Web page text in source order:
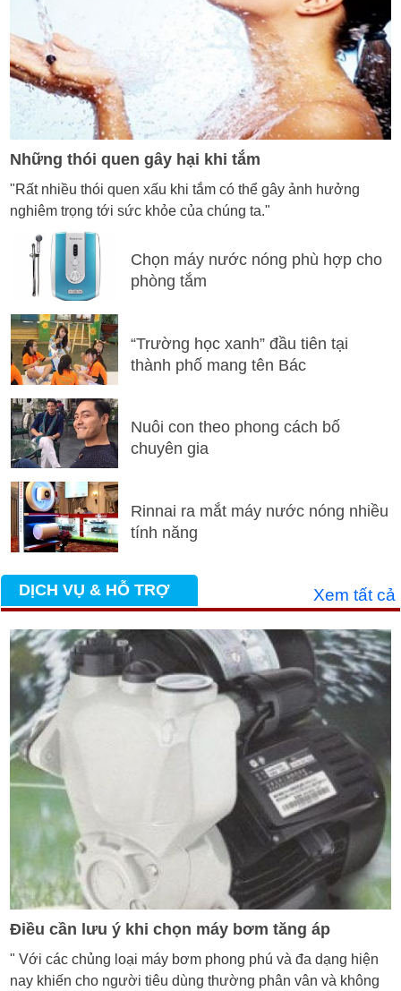
Những thói quen gây hại khi tắm
"Rất nhiều thói quen xấu khi tắm có thể gây ảnh hưởng
nghiêm trọng tới sức khỏe của chúng ta."
Chọn máy nước nóng phù hợp cho
phòng tắm
“Trường học xanh” đầu tiên tại
thành phố mang tên Bác
Nuôi con theo phong cách bố
chuyên gia
Rinnai ra mắt máy nước nóng nhiều
tính năng
DỊCH VỤ & HỖ TRỢ Xem tất cả
Điều cần lưu ý khi chọn máy bơm tăng áp
" Với các chủng loại máy bơm phong phú và đa dạng hiện
nay khiến cho người tiêu dùng thường phân vân và không